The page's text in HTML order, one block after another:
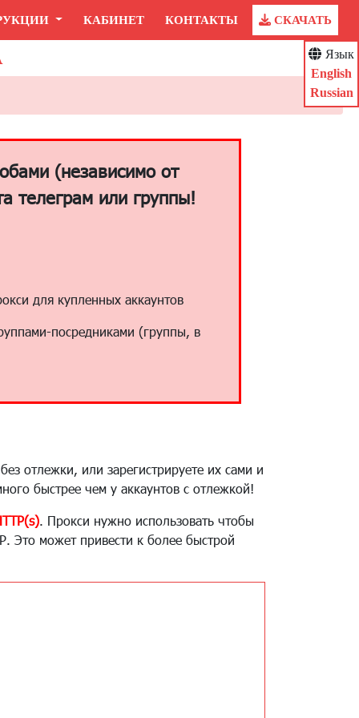
КАБИНЕТ КОНТАКТЫ СКАЧАТЬ
Язык
English
Russian
(независимо от
телеграм или группы!
для купленных аккаунтов
посредниками (группы, в
отлежки, или зарегистрируете их сами и
быстрее чем у аккаунтов с отлежкой!
. Прокси нужно использовать чтобы
Это может привести к более быстрой